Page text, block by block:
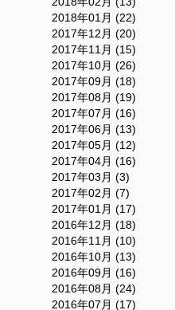
2018年01月 (22)
2017年12月 (20)
2017年11月 (15)
2017年10月 (26)
2017年09月 (18)
2017年08月 (19)
2017年07月 (16)
2017年06月 (13)
2017年05月 (12)
2017年04月 (16)
2017年03月 (3)
2017年02月 (7)
2017年01月 (17)
2016年12月 (18)
2016年11月 (10)
2016年10月 (13)
2016年09月 (16)
2016年08月 (24)
2016年07月 (17)